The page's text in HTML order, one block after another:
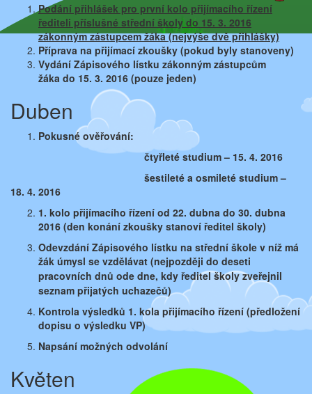
Podání přihlášek pro první kolo přijímacího řízení
řediteli příslušné střední školy do 15. 3. 2016
zákonným zástupcem žáka (nejvýše dvě přihlášky)
Příprava na přijímací zkoušky (pokud byly stanoveny)
Vydání Zápisového lístku zákonným zástupcům
žáka do 15. 3. 2016 (pouze jeden)
Duben
Pokusné ověřování:
čtyřleté studium – 15. 4. 2016
šestileté a osmileté studium –
18. 4. 2016
1. kolo přijímacího řízení od 22. dubna do 30. dubna
2016 (den konání zkoušky stanoví ředitel školy)
Odevzdání Zápisového lístku na střední škole v níž má
žák úmysl se vzdělávat (nejpozději do deseti
pracovních dnů ode dne, kdy ředitel školy zveřejnil
seznam přijatých uchazečů)
Kontrola výsledků 1. kola přijímacího řízení (předložení
dopisu o výsledku VP)
Napsání možných odvolání
Květen